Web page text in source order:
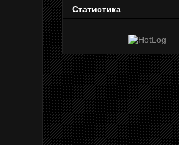
Статистика